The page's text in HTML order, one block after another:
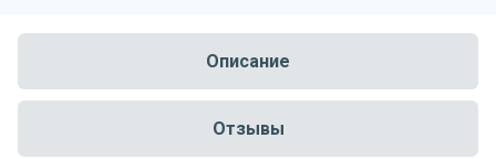
Описание
Отзывы